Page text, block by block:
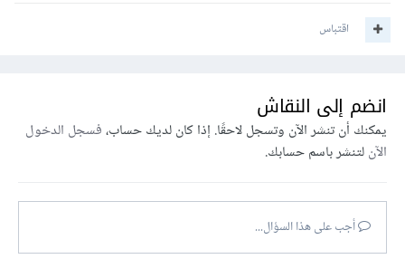
اقتباس
انضم إلى النقاش
يمكنك أن تنشر الآن وتسجل لاحقًا. إذا كان لديك حساب،فسجل الدخول
الآنلتنشر باسم حسابك.
أجب على هذا السؤال...